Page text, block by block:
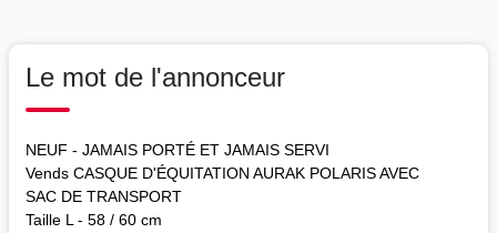
Le mot de l'annonceur
NEUF - JAMAIS PORTÉ ET JAMAIS SERVI
Vends CASQUE D'ÉQUITATION AURAK POLARIS AVEC
SAC DE TRANSPORT
Taille L - 58 / 60 cm